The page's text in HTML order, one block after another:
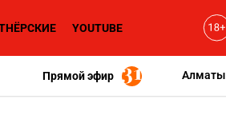
YOUTUBE
Прямой эфир Алматы